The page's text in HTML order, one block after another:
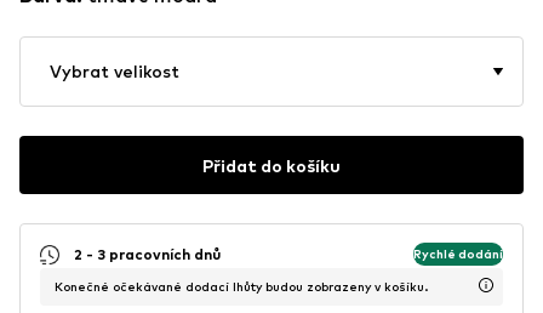
Vybrat velikost
Přidat do košíku
2 - 3 pracovních dnů Rychlé dodání
Konečné očekávané dodací lhůty budou zobrazeny v košíku.